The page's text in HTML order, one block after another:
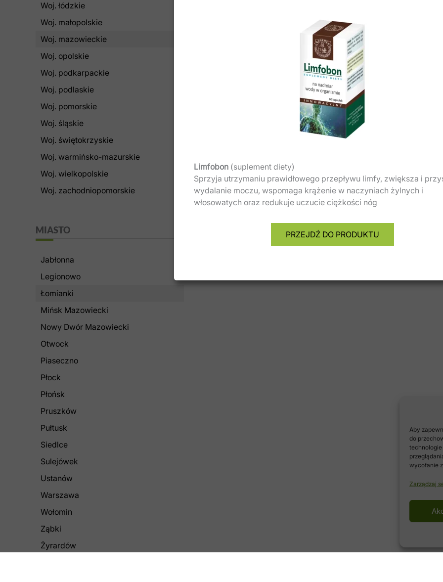
Aby
do
wycofanie
Zarządzaj
Limfobon (suplement diety)
Sprzyja utrzymaniu prawidłowego przepływu limfy, zwiększa i
wydalanie moczu, wspomaga krążenie w naczyniach żylnych i
włosowatych oraz redukuje uczucie ciężkości nóg
PRZEJDŹ DO PRODUKTU
Woj. łódzkie
Woj. małopolskie
Woj. mazowieckie
Woj. opolskie
Woj. podkarpackie
Woj. podlaskie
Woj. pomorskie
Woj. śląskie
Woj. świętokrzyskie
Woj. warmińsko-​mazurskie
Woj. wielkopolskie
Woj. zachodniopomorskie
MIASTO
Jabłonna
Legionowo
Łomianki
Mińsk Mazowiecki
Nowy Dwór Mazowiecki
Otwock
Piaseczno
Płock
Płońsk
Pruszków
Pułtusk
Siedlce
Sulejówek
Ustanów
Warszawa
Wołomin
Ząbki
Żyrardów